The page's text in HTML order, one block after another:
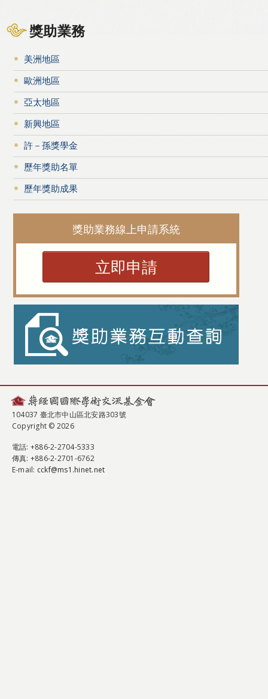
獎助業務
美洲地區
歐洲地區
亞太地區
新興地區
許－孫獎學金
歷年獎助名單
歷年獎助成果
獎助業務線上申請系統
立即申請
104037 臺北市中山區北安路303號
Copyright © 2026
電話: +886-2-2704-5333
傳真: +886-2-2701-6762
E-mail: cckf@ms1.hinet.net